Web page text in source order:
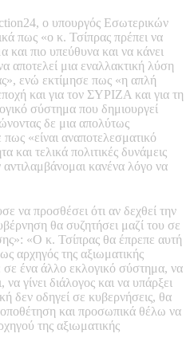
ο υπουργός Eσωτερικών
πως «ο κ. Τσίπρας πρέπει να
και πιο υπεύθυνα και να κάνει
αποτελεί μια εναλλακτική λύση
ενώ εκτίμησε πως «η απλή
και για τον ΣΥΡΙΖΑ και για τη
σύστημα που δημιουργεί
δε μια απολύτως
«είναι αναποτελεσματικό
και τελικά πολιτικές δυνάμεις
αντιλαμβάνομαι κανένα λόγο να
να προσθέσει ότι αν δεχθεί την
θα συζητήσει μαζί του σε
«Ο κ. Τσίπρας θα έπρεπε αυτή
αρχηγός της αξιωματικής
σε ένα άλλο εκλογικό σύστημα, να
γίνει διάλογος και να υπάρξει
δεν οδηγεί σε κυβερνήσεις, θα
και προσωπικά θέλω να
της αξιωματικής